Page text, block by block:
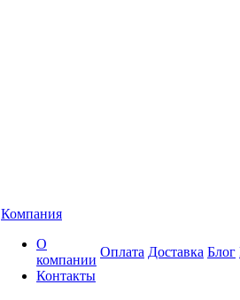
Компания
О
компании
Контакты
Оплата Доставка Блог